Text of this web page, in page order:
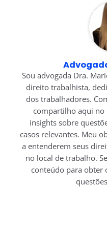
Sou advogada Dra.
direito trabalhista,
dos trabalhadores.
compartilho aqui no
insights sobre
casos relevantes. Meu
a entenderem seus
no local de trabalho.
conteúdo para obter